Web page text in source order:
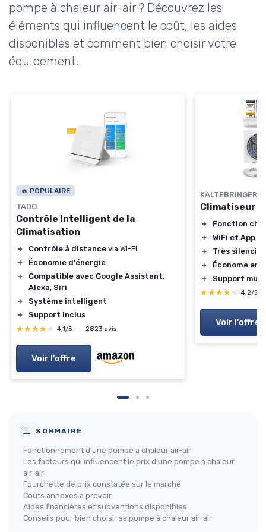
pompe à chaleur air-air ? Découvrez les
éléments qui influencent le coût, les aides
disponibles et comment bien choisir votre
équipement.
🔥 POPULAIRE
TADO
Contrôle Intelligent de la
Climatisation
＋ Contrôle à distance via Wi-Fi
＋
Économie d'énergie
＋
Compatible avec Google Assistant,
Alexa, Siri
＋
Système intelligent
＋
Support inclus
★★★★★
★★★★★ 4,1/5 — 2823 avis
Voir l'offre
KÄLTEBRINGER
Climatiseur
＋
Fonction
＋
WiFi et App
＋
Très
＋
Économe en
＋
Support
★★★★★
★★★★★ 4,2/5
Voir l'offre
SOMMAIRE
Fonctionnement d’une pompe à chaleur air-air
Les facteurs qui influencent le prix d’une pompe à chaleur
air-air
Fourchette de prix constatée sur le marché
Coûts annexes à prévoir
Aides financières et subventions disponibles
Conseils pour bien choisir sa pompe à chaleur air-air